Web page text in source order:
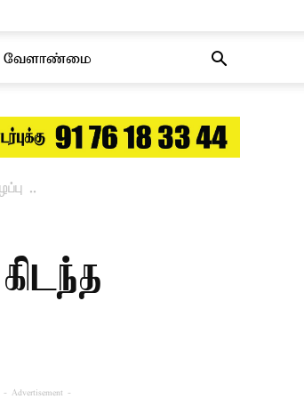
வேளாண்மை
..
- Advertisement -